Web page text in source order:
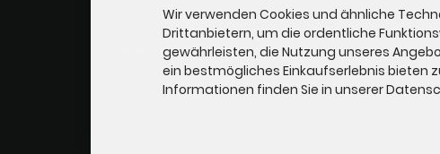
Widerrufsrecht
Widerrufsformular
Cookie Einstellungen
Wir verwenden Cookies und ähnliche
Drittanbietern, um die ordentliche
gewährleisten, die Nutzung unseres
ein bestmögliches Einkaufserlebnis bieten
Informationen finden Sie in unserer